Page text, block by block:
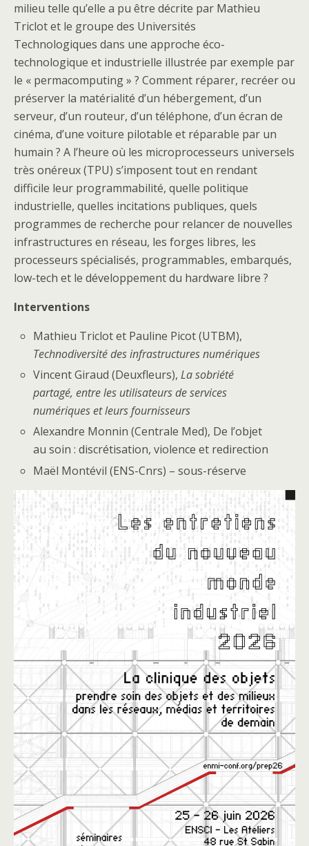
milieu telle qu’elle a pu être décrite par Mathieu
Triclot et le groupe des Universités
Technologiques dans une approche éco-
technologique et industrielle illustrée par exemple par
le « permacomputing » ? Comment réparer, recréer ou
préserver la matérialité d’un hébergement, d’un
serveur, d’un routeur, d’un téléphone, d’un écran de
cinéma, d’une voiture pilotable et réparable par un
humain ? A l’heure où les microprocesseurs universels
très onéreux (TPU) s’imposent tout en rendant
difficile leur programmabilité, quelle politique
industrielle, quelles incitations publiques, quels
programmes de recherche pour relancer de nouvelles
infrastructures en réseau, les forges libres, les
processeurs spécialisés, programmables, embarqués,
low-tech et le développement du hardware libre ?
Interventions
Mathieu Triclot et Pauline Picot (UTBM),
Technodiversité des infrastructures numériques
Vincent Giraud (Deuxfleurs),La sobriété
partagé, entre les utilisateurs de services
numériques et leurs fournisseurs
Alexandre Monnin (Centrale Med), De l’objet
au soin : discrétisation, violence et redirection
Maël Montévil (ENS-Cnrs) – sous-réserve